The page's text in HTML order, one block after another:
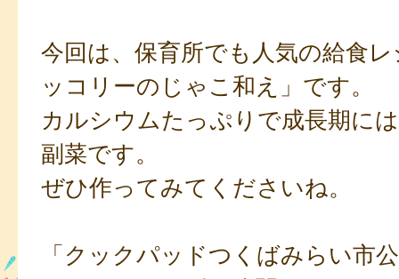
今回は、保育所でも人気の給食
ッコリーのじゃこ和え」です。
カルシウムたっぷりで成長期に
副菜です。
ぜひ作ってみてくださいね。
「クックパッドつくばみらい市